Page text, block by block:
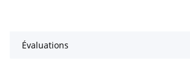
Évaluations